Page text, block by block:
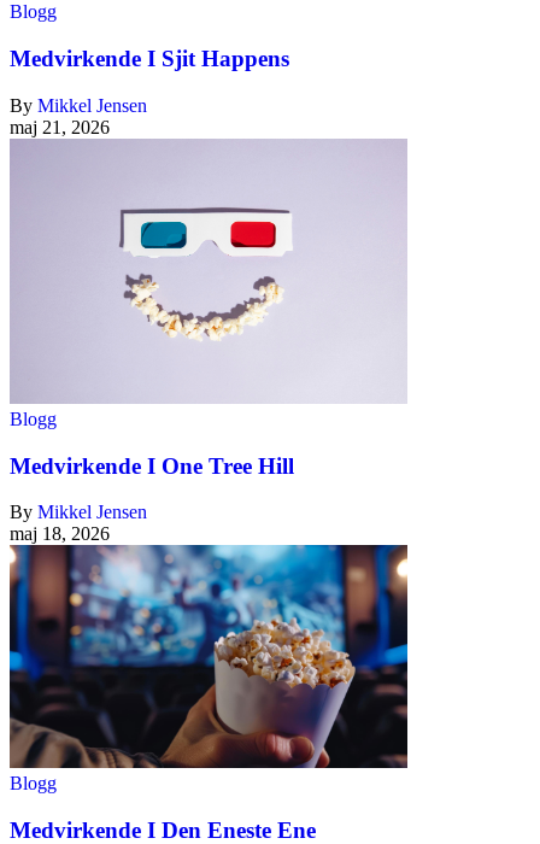
Blogg
Medvirkende I Sjit Happens
By Mikkel Jensen
maj 21, 2026
Blogg
Medvirkende I One Tree Hill
By Mikkel Jensen
maj 18, 2026
Blogg
Medvirkende I Den Eneste Ene